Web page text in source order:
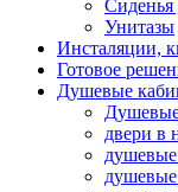
Сиденья
Унитазы
Инсталяции,
Готовое
Душевые
двери в